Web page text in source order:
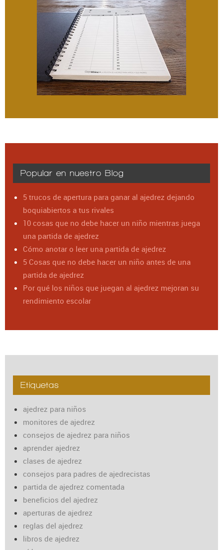
Popular en nuestro Blog
5 trucos de apertura para ganar al ajedrez dejando
boquiabiertos a tus rivales
10 cosas que no debe hacer un niño mientras juega
una partida de ajedrez
Cómo anotar o leer una partida de ajedrez
5 Cosas que no debe hacer un niño antes de una
partida de ajedrez
Por qué los niños que juegan al ajedrez mejoran su
rendimiento escolar
Etiquetas
ajedrez para niños
monitores de ajedrez
consejos de ajedrez para niños
aprender ajedrez
clases de ajedrez
consejos para padres de ajedrecistas
partida de ajedrez comentada
beneficios del ajedrez
aperturas de ajedrez
reglas del ajedrez
libros de ajedrez